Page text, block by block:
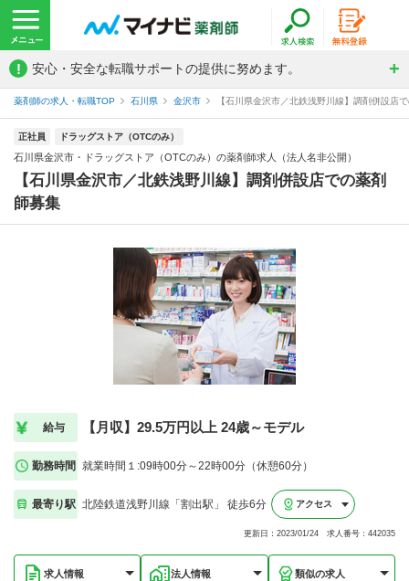
! 安心・安全な転職サポートの提供に努めます。
薬剤師の求人・転職TOP 石川県 金沢市 【石川県金沢市／北鉄浅野川線】調剤併設店
正社員 ドラッグストア（OTCのみ）
石川県金沢市・ドラッグストア（OTCのみ）の薬剤師求人（法人名非公開）
【石川県金沢市／北鉄浅野川線】調剤併設店での薬剤
師募集
給与 【月収】29.5万円以上 24歳～モデル
勤務時間 就業時間１:09時00分～22時00分（休憩60分）
最寄り駅 北陸鉄道浅野川線「割出駅」 徒歩6分 アクセス
更新日：2023/01/24 求人番号：442035
求人情報 法人情報 類似の求人